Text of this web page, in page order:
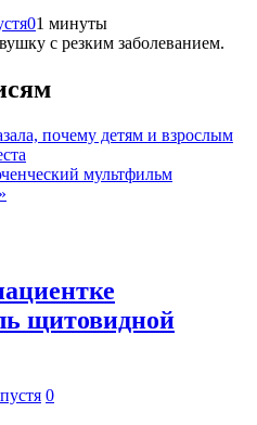
01 минуты
с резким заболеванием.
почему детям и взрослым
мультфильм
щитовидной
0